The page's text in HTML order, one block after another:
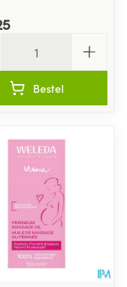
Bestel